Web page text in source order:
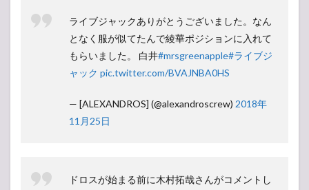
ライブジャックありがとうございました。なん
となく服が似てたんで綾華ポジションに入れて
もらいました。 白井#mrsgreenapple#ライブジ
ャック pic.twitter.com/BVAJNBA0HS
— [ALEXANDROS] (@alexandroscrew) 2018年
11月25日
ドロスが始まる前に木村拓哉さんがコメントし